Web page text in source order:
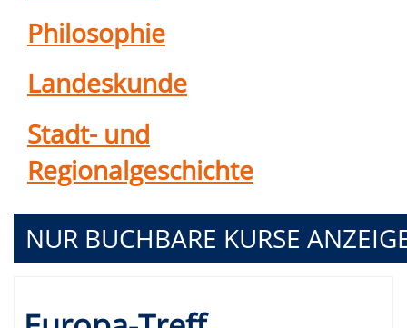
Philosophie
Landeskunde
Stadt- und
Regionalgeschichte
NUR BUCHBARE KURSE